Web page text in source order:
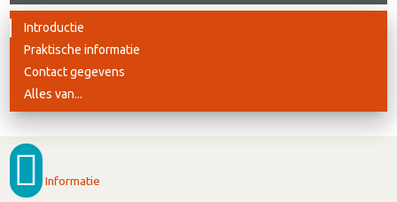
Introductie
Praktische informatie
Contact gegevens
Alles van...
Informatie